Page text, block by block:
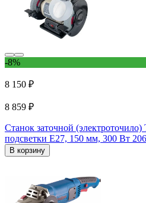
-8%
8 150 ₽
8 859 ₽
Станок заточной
подсветки Е27, 150 мм, 300 Вт
В корзину